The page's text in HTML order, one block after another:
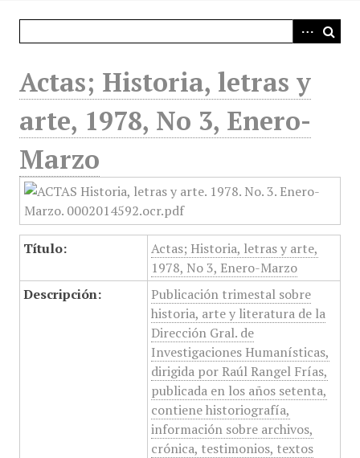
Actas; Historia, letras y
arte, 1978, No 3, Enero-
Marzo
Título:
Actas; Historia, letras y arte,
1978, No 3, Enero-Marzo
Descripción:
Publicación trimestal sobre
historia, arte y literatura de la
Dirección Gral. de
Investigaciones Humanísticas,
dirigida por Raúl Rangel Frías,
publicada en los años setenta,
contiene historiografía,
información sobre archivos,
crónica, testimonios, textos